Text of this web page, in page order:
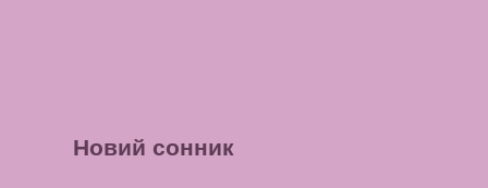
Новий сонник